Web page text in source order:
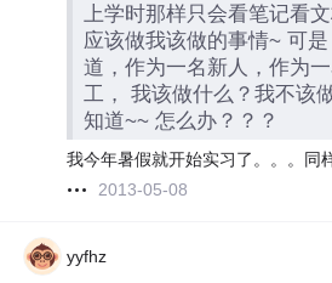
上学时那样只会看笔记看
应该做我该做的事情~ 可
道，作为一名新人，作为
工， 我该做什么？我不该
知道~~ 怎么办？？？
我今年暑假就开始实习了。。。同
2013-05-08
yyfhz